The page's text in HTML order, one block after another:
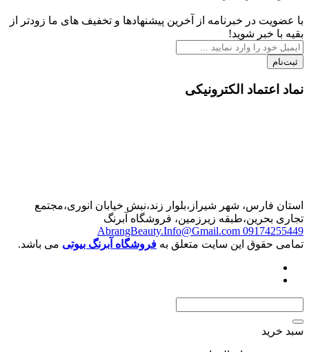
در خبرنامه از آخرین پیشنهادها و تخفیف های ما زودتر از
شوید!
الکترونیکی
شهر شیراز،بلوار زند،نبش خیابان انوری،مجتمع
زیرزمین، فروشگاه آبرنگ
AbrangBeauty.Info@Gmail.com
این سایت متعلق به فروشگاه آبرنگ بیوتی می باشد.